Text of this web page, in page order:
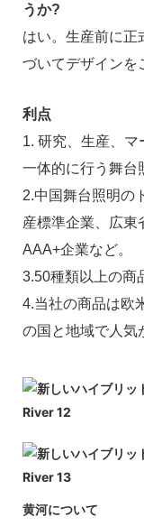
うか?
はい。生産前に正
づいてデザインを
利点
1. 研究、生産、
一体的に行う舞台
2.中国舞台照明の
産標準企業、広東
AAA+企業など。
3.50種類以上の商
4.当社の商品は欧
の国と地域で人気
黄河について